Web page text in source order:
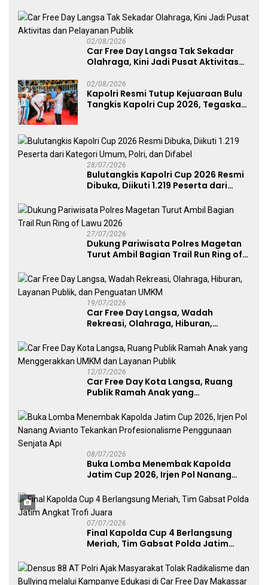
Perkuat Soliditas Prajurit
02/08/2026
Car Free Day Langsa Tak Sekadar
Olahraga, Kini Jadi Pusat Aktivitas
02/08/2026
Kapolri Resmi Tutup Kejuaraan Bulu
Tangkis Kapolri Cup 2026, Tegaskan
28/07/2026
Bulutangkis Kapolri Cup 2026 Resmi
Dibuka, Diikuti 1.219 Peserta dari
27/07/2026
Dukung Pariwisata Polres Magetan
Turut Ambil Bagian Trail Run Ring of
19/07/2026
Car Free Day Langsa, Wadah
Rekreasi, Olahraga, Hiburan,
UMKM
12/07/2026
Car Free Day Kota Langsa, Ruang
Publik Ramah Anak yang
Publik
08/07/2026
Buka Lomba Menembak Kapolda
Jatim Cup 2026, Irjen Pol Nanang
Penggunaan Senjata Api
07/07/2026
Final Kapolda Cup 4 Berlangsung
Meriah, Tim Gabsat Polda Jatim